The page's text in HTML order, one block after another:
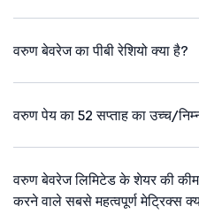
वरुण बेवरेज का पीबी रेशियो क्या है?
वरुण पेय का 52 सप्ताह का उच्च/
वरुण बेवरेज लिमिटेड के शेयर की
करने वाले सबसे महत्वपूर्ण मेट्रिक्स